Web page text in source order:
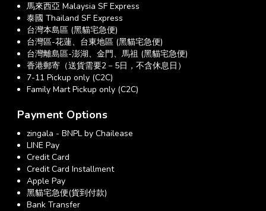
馬來西亞 Malaysia SF Express
泰國 Thailand SF Express
台灣本島區 (黑貓宅急便)
台灣區-花蓮、台東地區 (黑貓宅急便)
台灣離島區-澎湖、金門、馬祖 (黑貓宅急便)
香港郵寄（送貨需要2－5日，不含休息日）
7-11 Pickup only (C2C)
Family Mart Pickup only (C2C)
Payment Options
zingala - BNPL by Chailease
LINE Pay
Credit Card
Credit Card Installment
Apple Pay
黑貓宅急便(貨到付款)
Bank Transfer